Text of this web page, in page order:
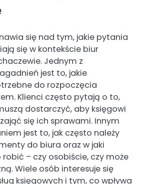
się nad tym, jakie pytania
się w kontekście biur
Jednym z
jest to, jakie
do rozpoczęcia
Klienci często pytają o to,
dostarczyć, aby księgowi
się ich sprawami. Innym
jest to, jak często należy
do biura oraz w jaki
– czy osobiście, czy może
Wiele osób interesuje się
księgowych i tym, co wpływa